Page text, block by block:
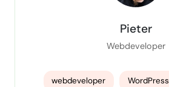
Pieter
Webdeveloper
webdeveloper WordPress